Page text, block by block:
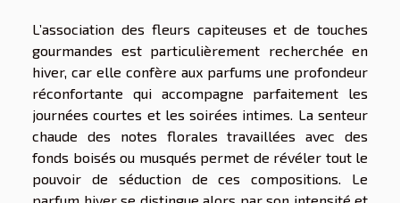
L’association des fleurs capiteuses et de touches
gourmandes est particulièrement recherchée en
hiver, car elle confère aux parfums une profondeur
réconfortante qui accompagne parfaitement les
journées courtes et les soirées intimes. La senteur
chaude des notes florales travaillées avec des
fonds boisés ou musqués permet de révéler tout le
pouvoir de séduction de ces compositions. Le